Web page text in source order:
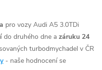
pro vozy Audi A5 3.0TDi
do druhého dne a záruku 24
turbodmychadel v ČR
- naše hodnocení se